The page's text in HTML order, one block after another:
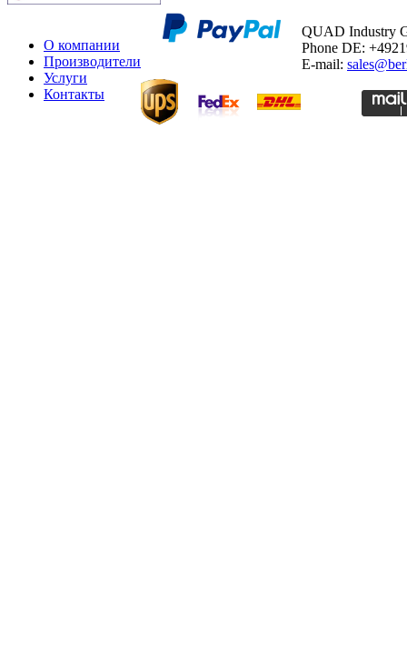
О компании
Производители
Услуги
Контакты
QUAD Industry
Phone DE:
E-mail: